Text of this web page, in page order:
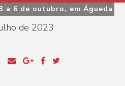
a 6 de outubro, em Águeda
de 2023